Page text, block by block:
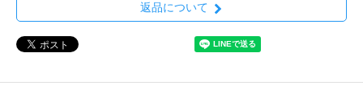
返品について